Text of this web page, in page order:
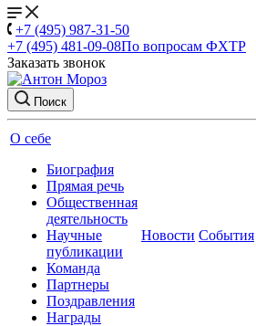
+7 (495) 987-31-50
+7 (495) 481-09-08По вопросам ФХТР
Заказать звонок
Поиск
О себе
Биография
Прямая речь
Общественная
деятельность
Научные
публикации
Команда
Партнеры
Поздравления
Награды
Новости События